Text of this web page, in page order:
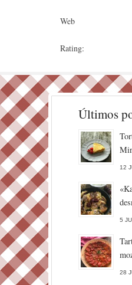
Web
Rating:
Últimos
12
5
28